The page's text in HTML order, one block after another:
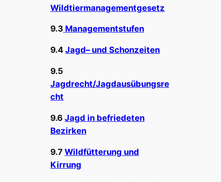
Wildtiermanagementgesetz
9.3 Managementstufen
9.4Jagd– und Schonzeiten
9.5
Jagdrecht/Jagdausübungsre
cht
9.6Jagd in befriedeten
Bezirken
9.7Wildfütterung und
Kirrung